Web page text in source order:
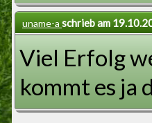
uname-a schrieb am
Viel Erfolg
kommt es ja